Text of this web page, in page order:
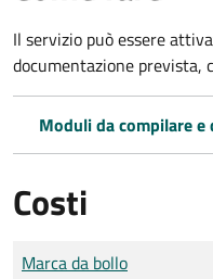
Il servizio può essere
documentazione prevista,
Moduli da compilare
Costi
Tipo di pagamento
Importo
Marca da bollo